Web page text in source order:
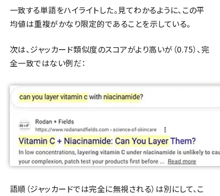
一致する単語をハイライトした。見てわかるように、この平
均値は重複がかなり限定的であることを示している。
次は、ジャッカード類似度のスコアがより高いが（0.75）、完
全一致ではない例だ：
語順（ジャッカードでは完全に無視される）は別にして、こ